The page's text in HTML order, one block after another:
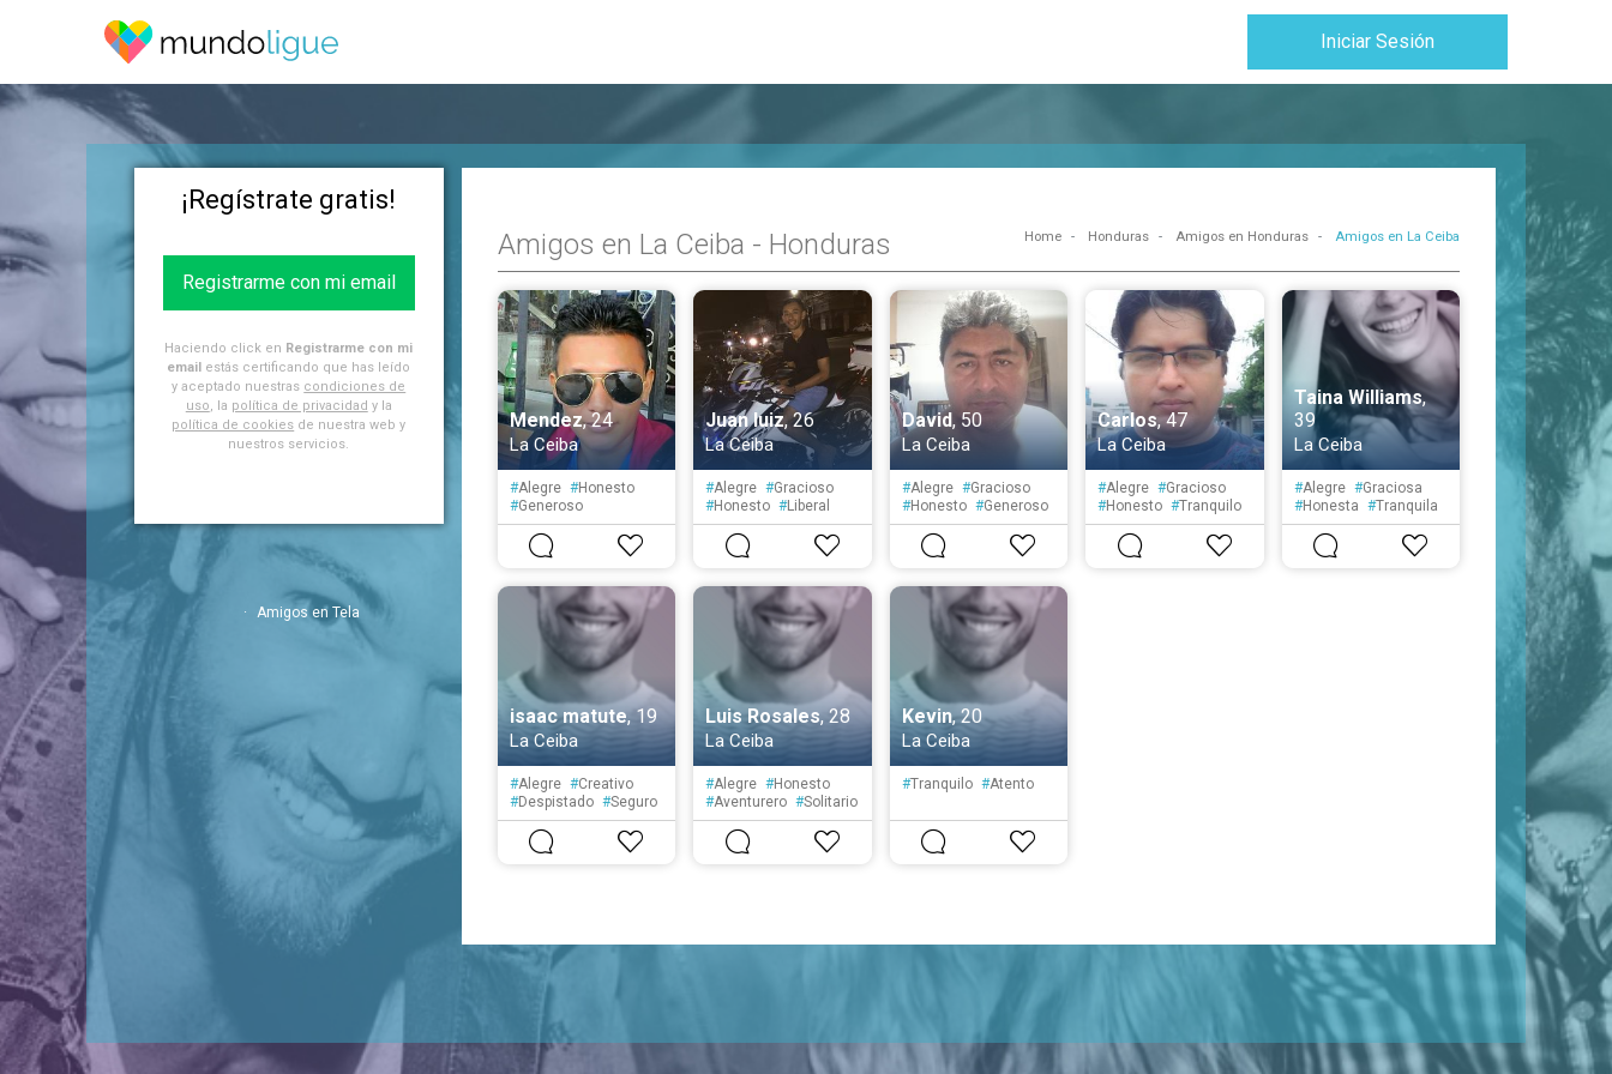
Iniciar Sesión
¡Regístrate gratis!
Registrarme con mi email
Haciendo click en Registrarme con mi
email estás certificando que has leído
y aceptado nuestras condiciones de
uso, la política de privacidad y la
política de cookies de nuestra web y
nuestros servicios.
Amigos en Tela
Amigos en La Ceiba - Honduras Home Honduras Amigos en Honduras Amigos en La Ceiba
Mendez, 24
La Ceiba
#Alegre #Honesto
#Generoso
#Introvertido
Optimista
Tranquilo
Tímido
Juan luiz, 26
La Ceiba
#Alegre #Gracioso
#Honesto #Liberal
#Tranquilo #Creativo
Sensible
David, 50
La Ceiba
#Alegre #Gracioso
#Honesto #Generoso
#Liberal #Optimista
Tranquilo
Carlos, 47
La Ceiba
#Alegre #Gracioso
#Honesto #Tranquilo
#Simpático #Educado
Paciente
Taina Williams,
39
La Ceiba
#Alegre #Graciosa
#Honesta #Tranquila
#Creativa #Segura
Fiel
isaac matute, 19
La Ceiba
#Alegre #Creativo
#Despistado #Seguro
#Educado #Fiel
Ambicioso
Luis Rosales, 28
La Ceiba
#Alegre #Honesto
#Aventurero #Solitario
#Posesivo
Despistado
Espontáneo
Kevin, 20
La Ceiba
#Tranquilo #Atento